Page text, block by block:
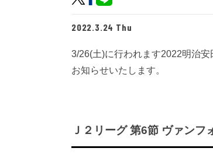
2022.3.24 Thu
3/26(土)に行われます2022明治
お知らせいたします。
Ｊ２リーグ 第6節 ヴァンフ